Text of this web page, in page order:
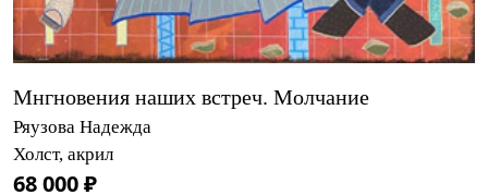
Мнгновения наших встреч. Молчание
Ряузова Надежда
Холст, акрил
68 000 ₽